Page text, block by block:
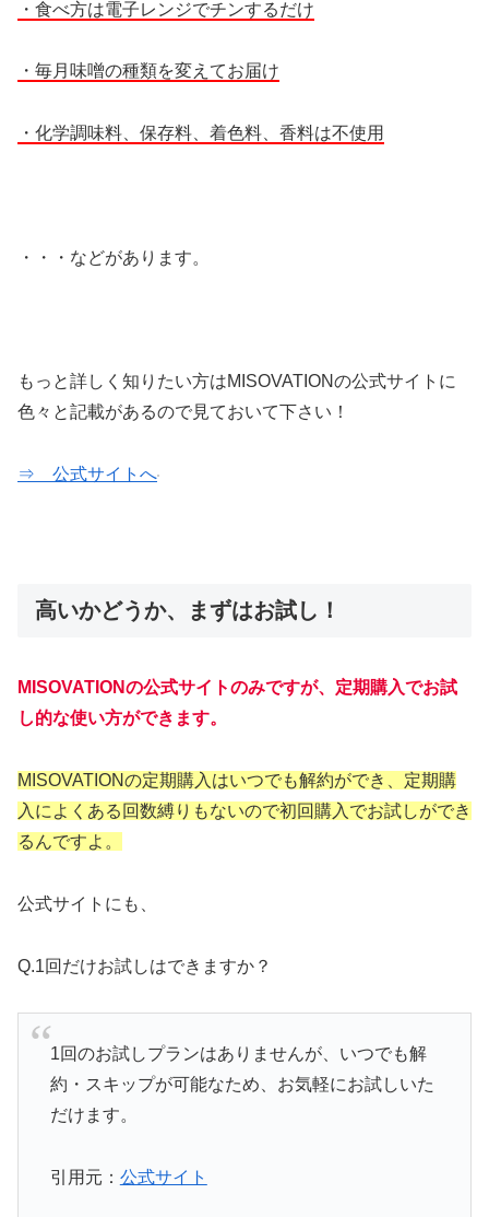
・食べ方は電子レンジでチンするだけ
・毎月味噌の種類を変えてお届け
・化学調味料、保存料、着色料、香料は不使用
・・・などがあります。
もっと詳しく知りたい方はMISOVATIONの公式サイトに
色々と記載があるので見ておいて下さい！
⇒ 公式サイトへ
高いかどうか、まずはお試し！
MISOVATIONの公式サイトのみですが、定期購入でお試
し的な使い方ができます。
MISOVATIONの定期購入はいつでも解約ができ、定期購
入によくある回数縛りもないので初回購入でお試しができ
るんですよ。
公式サイトにも、
Q.1回だけお試しはできますか？
1回のお試しプランはありませんが、いつでも解
約・スキップが可能なため、お気軽にお試しいた
だけます。
引用元： 公式サイト